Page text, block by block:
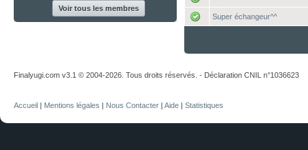
Voir tous les membres
Super échangeur^^
Finalyugi.com v3.1 © 2004-2026. Tous droits réservés. - Déclaration CNIL n°1036623
Accueil | Mentions légales | Nous Contacter | Aide | Statistiques